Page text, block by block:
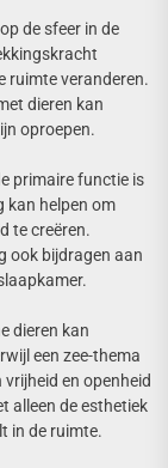
de sfeer in de
ruimte veranderen.
dieren kan
oproepen.
primaire functie is
kan helpen om
te creëren.
ook bijdragen aan
dieren kan
een zee-thema
en openheid
alleen de esthetiek
in de ruimte.